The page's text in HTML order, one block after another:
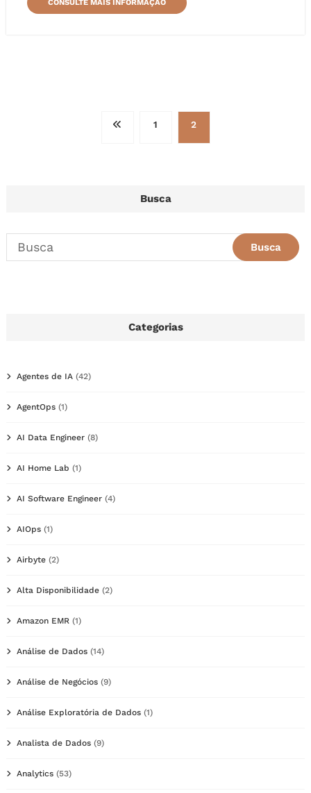
CONSULTE MAIS INFORMAÇÃO
Paginação
1 2
Busca
Categorias
Agentes de IA (42)
AgentOps (1)
AI Data Engineer (8)
AI Home Lab (1)
AI Software Engineer (4)
AIOps (1)
Airbyte (2)
Alta Disponibilidade (2)
Amazon EMR (1)
Análise de Dados (14)
Análise de Negócios (9)
Análise Exploratória de Dados (1)
Analista de Dados (9)
Analytics (53)